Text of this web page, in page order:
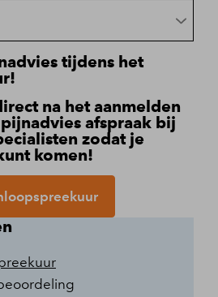
tijdens het
na het aanmelden
afspraak bij
zodat je
komen!